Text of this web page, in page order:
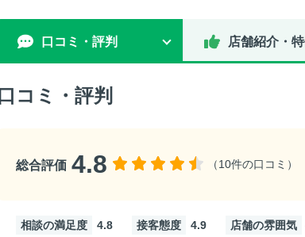
口コミ・評判 店舗紹介・
口コミ・評判
総合評価 4.8 （10件の口コミ）
相談の満足度 4.8 接客態度 4.9 店舗の雰囲気